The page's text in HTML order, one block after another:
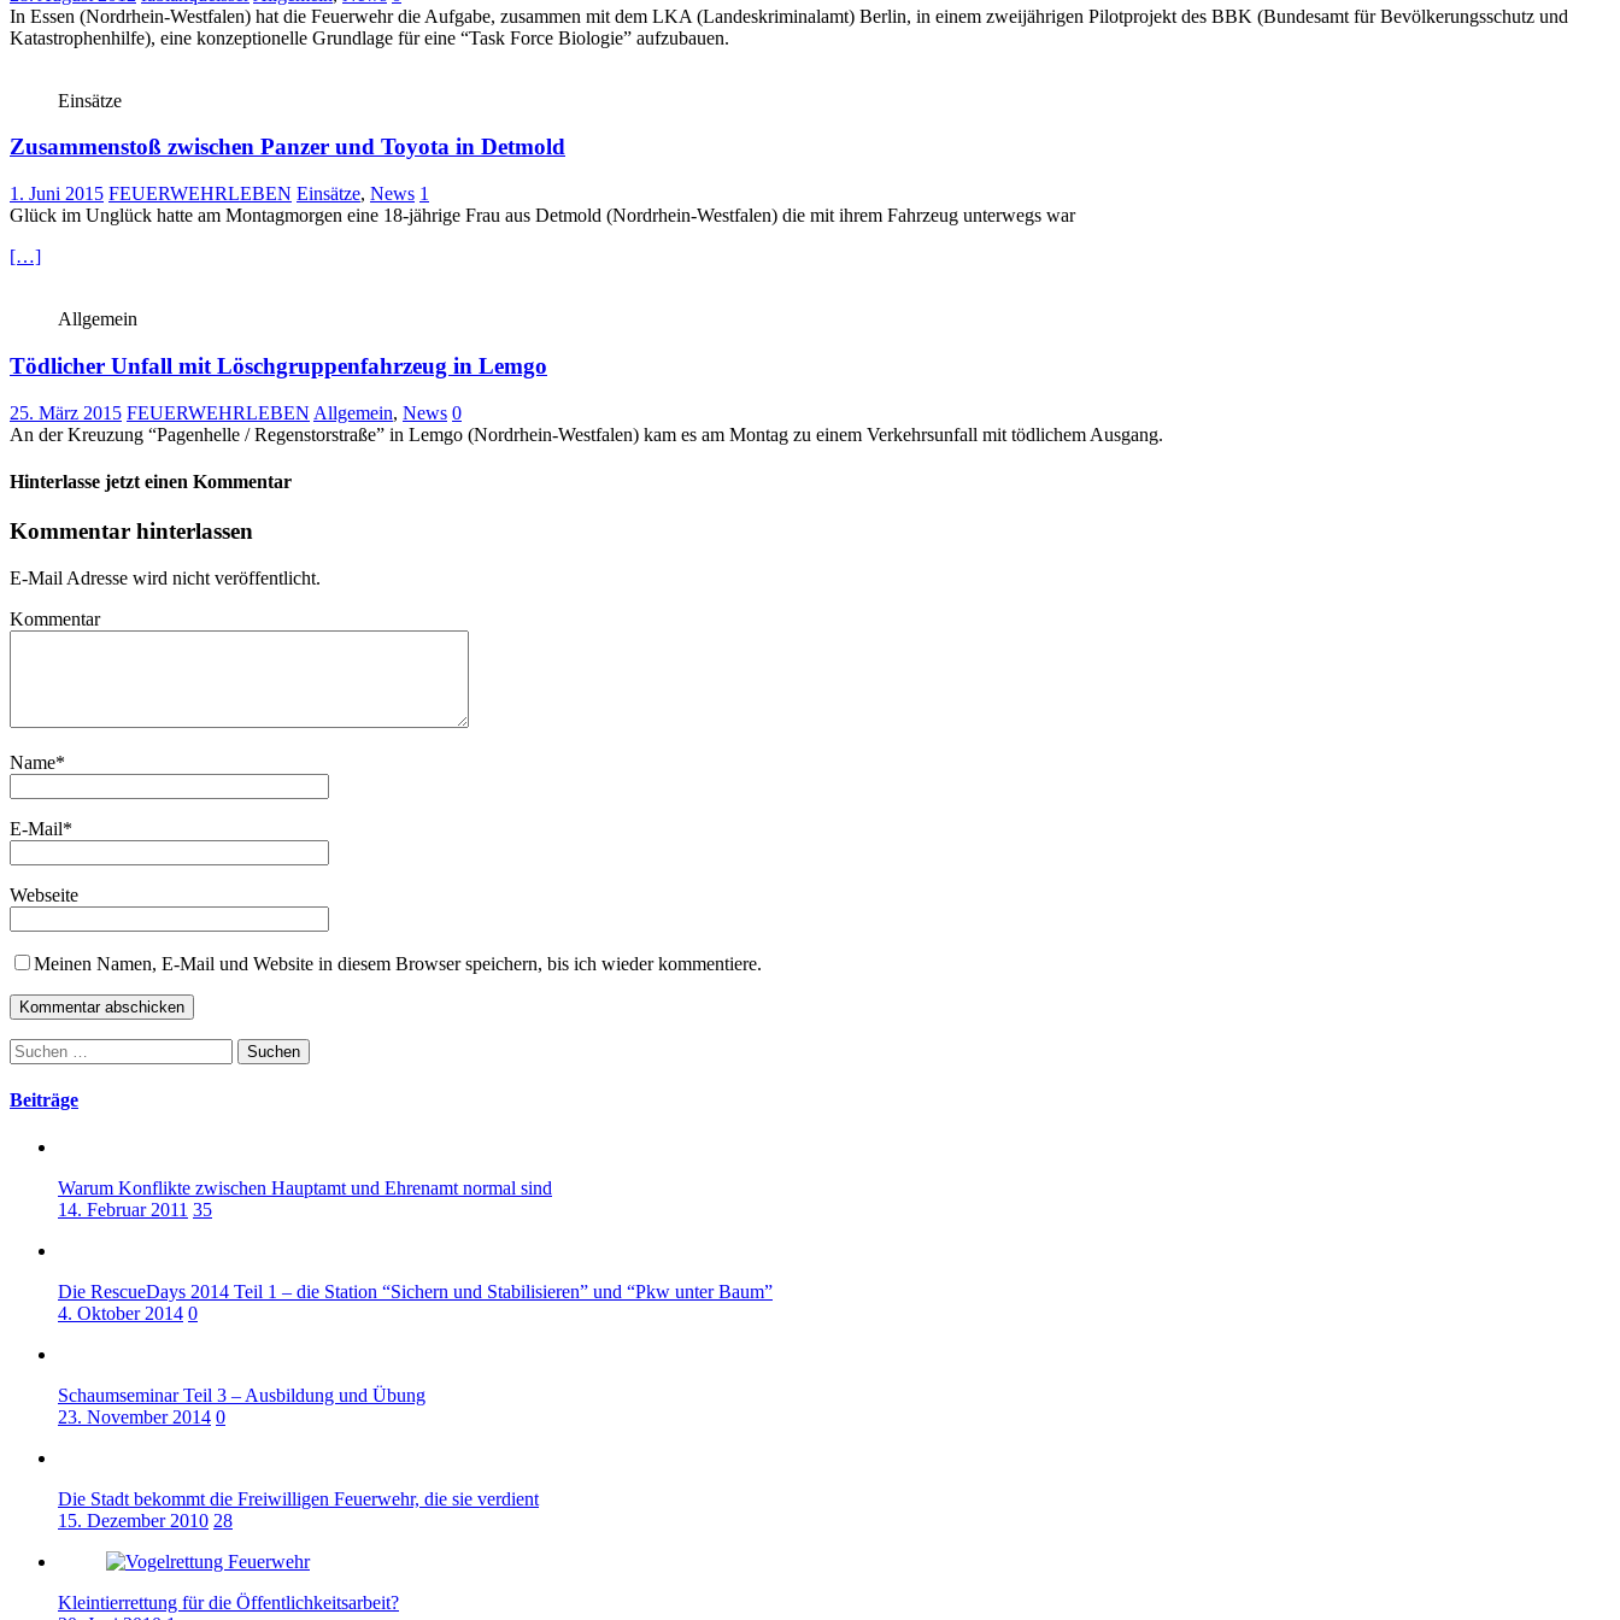
In Essen (Nordrhein-Westfalen) hat die Feuerwehr die Aufgabe, zusammen mit dem LKA (Landeskriminalamt) Berlin, in einem zweijährigen Pilotprojekt des BBK (Bundesamt für Bevölkerungsschutz und
Katastrophenhilfe), eine konzeptionelle Grundlage für eine “Task Force Biologie” aufzubauen.
Einsätze
Zusammenstoß zwischen Panzer und Toyota in Detmold
1. Juni 2015 FEUERWEHRLEBEN Einsätze, News 1
Glück im Unglück hatte am Montagmorgen eine 18-jährige Frau aus Detmold (Nordrhein-Westfalen) die mit ihrem Fahrzeug unterwegs war
[…]
Allgemein
Tödlicher Unfall mit Löschgruppenfahrzeug in Lemgo
25. März 2015 FEUERWEHRLEBEN Allgemein, News 0
An der Kreuzung “Pagenhelle / Regenstorstraße” in Lemgo (Nordrhein-Westfalen) kam es am Montag zu einem Verkehrsunfall mit tödlichem Ausgang.
Hinterlasse jetzt einen Kommentar
Kommentar hinterlassen
E-Mail Adresse wird nicht veröffentlicht.
Kommentar
Name*
E-Mail*
Webseite
Meinen Namen, E-Mail und Website in diesem Browser speichern, bis ich wieder kommentiere.
Suchen
nach:
Beiträge
Warum Konflikte zwischen Hauptamt und Ehrenamt normal sind
14. Februar 2011 35
Die RescueDays 2014 Teil 1 – die Station “Sichern und Stabilisieren” und “Pkw unter Baum”
4. Oktober 2014 0
Schaumseminar Teil 3 – Ausbildung und Übung
23. November 2014 0
Die Stadt bekommt die Freiwilligen Feuerwehr, die sie verdient
15. Dezember 2010 28
Kleintierrettung für die Öffentlichkeitsarbeit?